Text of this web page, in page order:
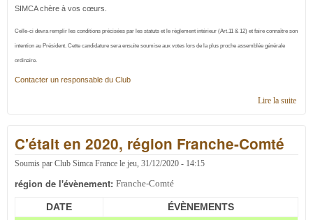
SIMCA chère à vos cœurs.
Celle-ci devra remplir les conditions précisées par les statuts et le règlement intérieur (Art.11 & 12) et faire connaître son
intention au Président. Cette candidature sera ensuite soumise aux votes lors de la plus proche assemblée générale
ordinaire.
Contacter un responsable du Club
Lire la suitede
C'était en 2020, région Franche-Comté
Soumis par Club Simca France le jeu, 31/12/2020 - 14:15
région de l'évènement: Franche-Comté
DATE ÉVÈNEMENTS